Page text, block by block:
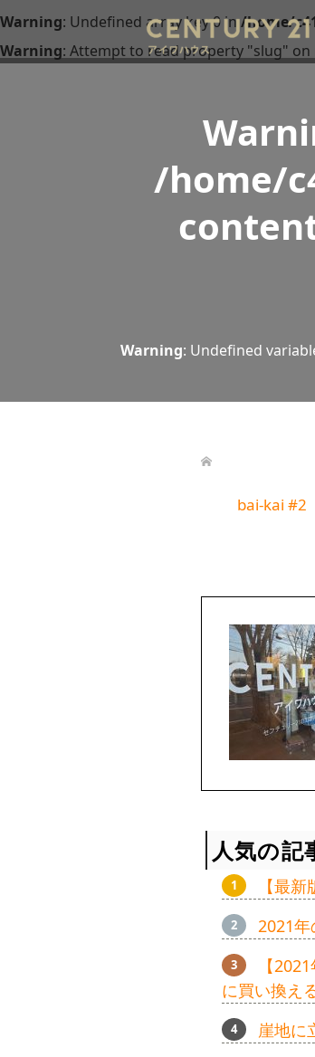
Warning: Undefined array key 0 in/home/
Warning: Attempt to read property "slug" on
/home/
Warning: Undefined
bai-kai #2
人気の記
【最
2021
【
に買い換え
崖地に